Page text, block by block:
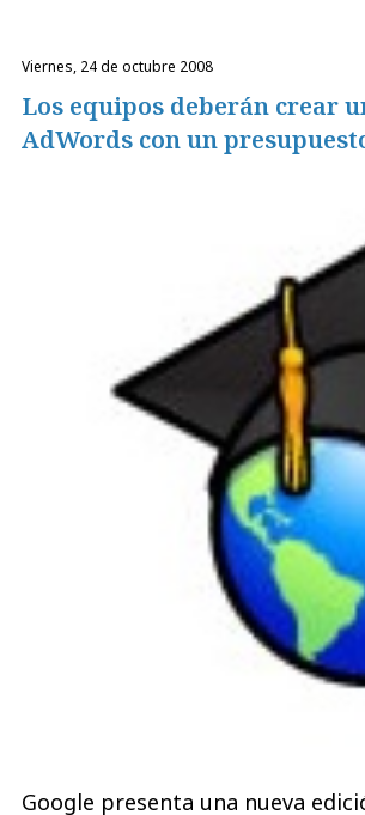
viernes, 24 de octubre 2008
Los equipos deberán crear
AdWords con un
Google presenta una nueva